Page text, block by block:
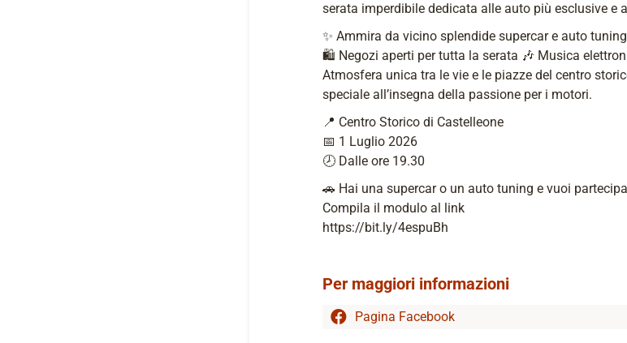
serata imperdibile dedicata alle auto più esclusive e
✨ Ammira da vicino splendide supercar e auto
🛍️ Negozi aperti per tutta la serata 🎶 Musica
Atmosfera unica tra le vie e le piazze del centro
speciale all’insegna della passione per i motori.
📍 Centro Storico di Castelleone
📅 1 Luglio 2026
🕗 Dalle ore 19.30
🚗 Hai una supercar o un auto tuning e vuoi
Compila il modulo al link
https://bit.ly/4espuBh
Per maggiori informazioni
Pagina Facebook